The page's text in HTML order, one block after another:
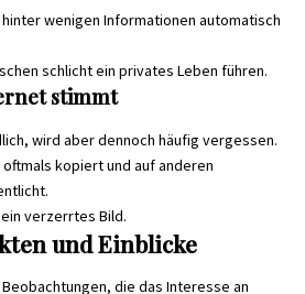
wenigen Informationen automatisch
schlicht ein privates Leben führen.
stimmt
wird aber dennoch häufig vergessen.
kopiert und auf anderen
verzerrtes Bild.
und Einblicke
die das Interesse an